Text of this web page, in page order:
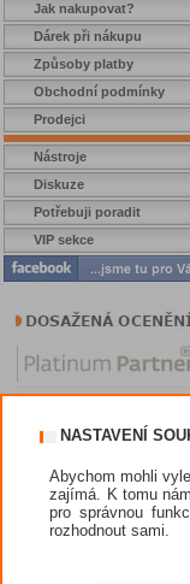
Jak nakupovat?
Dárek při nákupu
Způsoby platby
Obchodní podmínky
Prodejci
Nástroje
Diskuze
Potřebuji poradit
VIP sekce
NASTAVENÍ
Abychom mohli
zajímá. K tomu
pro správnou
rozhodnout sami.